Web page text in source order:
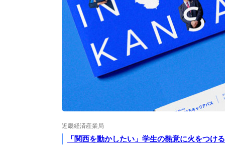
「関西を動かしたい」学生の熱意に火をつけ
近畿経済産業局